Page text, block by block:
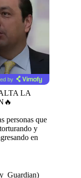
by
LA
personas que
y
en